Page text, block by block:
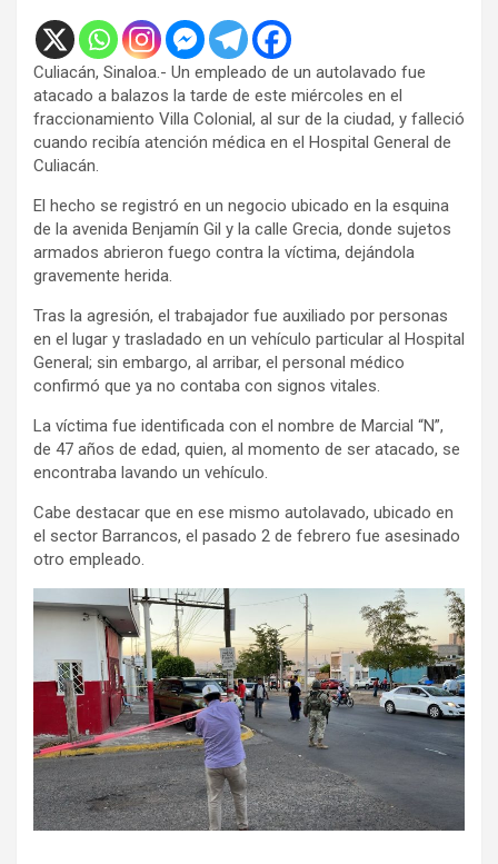
Culiacán, Sinaloa.- Un empleado de un autolavado fue
atacado a balazos la tarde de este miércoles en el
fraccionamiento Villa Colonial, al sur de la ciudad, y falleció
cuando recibía atención médica en el Hospital General de
Culiacán.
El hecho se registró en un negocio ubicado en la esquina
de la avenida Benjamín Gil y la calle Grecia, donde sujetos
armados abrieron fuego contra la víctima, dejándola
gravemente herida.
Tras la agresión, el trabajador fue auxiliado por personas
en el lugar y trasladado en un vehículo particular al Hospital
General; sin embargo, al arribar, el personal médico
confirmó que ya no contaba con signos vitales.
La víctima fue identificada con el nombre de Marcial “N”,
de 47 años de edad, quien, al momento de ser atacado, se
encontraba lavando un vehículo.
Cabe destacar que en ese mismo autolavado, ubicado en
el sector Barrancos, el pasado 2 de febrero fue asesinado
otro empleado.